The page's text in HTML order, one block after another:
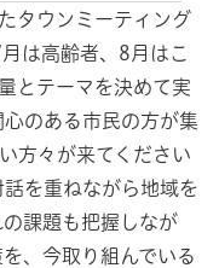
タウンミーティング
は高齢者、8月はこ
とテーマを決めて実
のある市民の方が集
方々が来てください
を重ねながら地域を
課題も把握しなが
、今取り組んでいる